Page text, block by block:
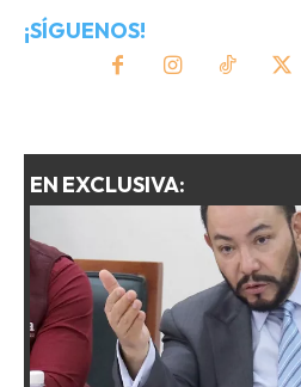
¡SÍGUENOS!
EN EXCLUSIVA: